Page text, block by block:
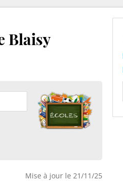
Blaisy
Mise à jour le 21/11/25